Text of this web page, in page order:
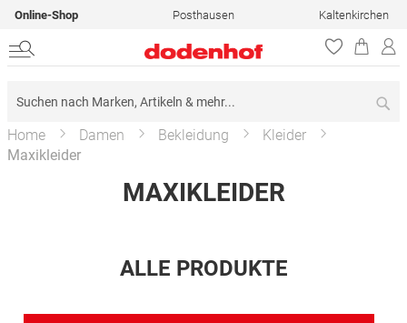
Online-Shop Posthausen Kaltenkirchen
Home Damen Bekleidung
Kleider
Maxikleider
MAXIKLEIDER
ALLE PRODUKTE